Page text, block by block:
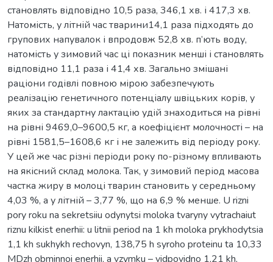
становлять відповідно 10,5 раза, 346,1 хв. і 417,3 хв.
Натомість, у літній час тварини14,1 раза підходять до
групових напувалок і впродовж 52,8 хв. п’ють воду,
натомість у зимовий час ці показник менші і становлять
відповідно 11,1 раза і 41,4 хв. Загально змішані
раціони годівлі повною мірою забезпечують
реалізацію генетичного потенціалу швіцьких корів, у
яких за стандартну лактацію удій знаходиться на рівні
на рівні 9469,0–9600,5 кг, а коефіцієнт молочності – на
рівні 1581,5–1608,6 кг і не залежить від періоду року.
У цей же час різні періоди року по-різному впливають
на якісний склад молока. Так, у зимовий період масова
частка жиру в молоці тварин становить у середньому
4,03 %, а у літній – 3,77 %, що на 6,9 % менше. U rizni
pory roku na sekretsiiu odynytsi moloka tvaryny vytrachaiut
riznu kilkist enerhii: u litnii period na 1 kh moloka prykhodytsia
1,1 kh sukhykh rechovyn, 138,75 h syroho proteinu ta 10,33
MDzh obminnoi enerhii, a vzymku – vidpovidno 1,21 kh,